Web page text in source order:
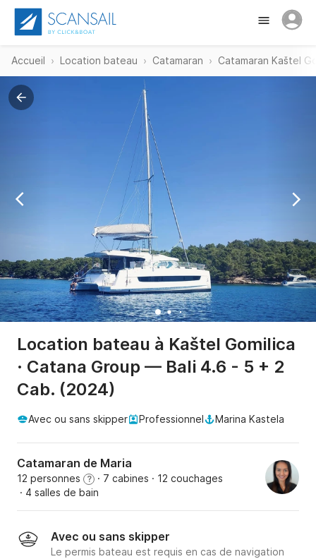
Accueil Location bateau Catamaran Catamaran Kaštel
Location bateau à Kaštel Gomilica
· Catana Group — Bali 4.6 - 5 + 2
Cab. (2024)
Avec ou sans skipper Professionnel Marina Kastela
Catamaran de Maria
12 personnes ? · 7 cabines · 12 couchages
· 4 salles de bain
Avec ou sans skipper
Le permis bateau est requis en cas de navigation